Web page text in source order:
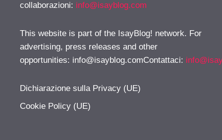
collaborazioni: info@isayblog.com
This website is part of the IsayBlog! network. For
advertising, press releases and other
opportunities: info@isayblog.comContattaci:
Dichiarazione sulla Privacy (UE)
Cookie Policy (UE)